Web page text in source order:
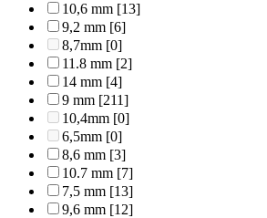
10,6 mm [13]
9,2 mm [6]
8,7mm [0]
11.8 mm [2]
14 mm [4]
9 mm [211]
10,4mm [0]
6,5mm [0]
8,6 mm [3]
10.7 mm [7]
7,5 mm [13]
9,6 mm [12]